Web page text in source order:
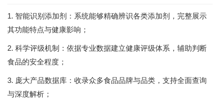
1. 智能识别添加剂：系统能够精确辨识各类添加剂，完整展示
其功能特点与健康影响；
2. 科学评级机制：依据专业数据建立健康评级体系，辅助判断
食品的安全程度；
3. 庞大产品数据库：收录众多食品品牌与品类，支持全面查询
与深度解析；